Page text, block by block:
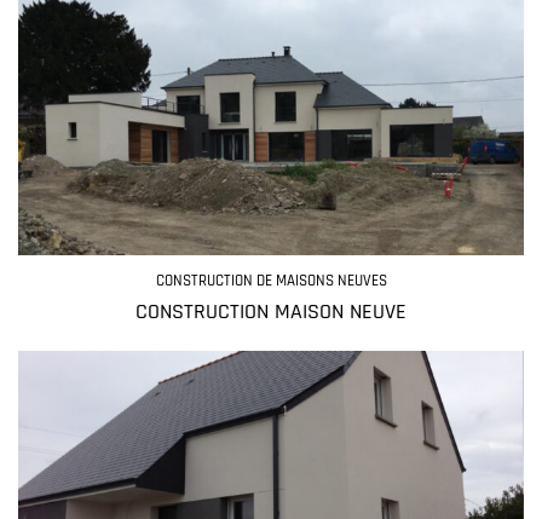
CONSTRUCTION DE MAISONS NEUVES
CONSTRUCTION MAISON NEUVE